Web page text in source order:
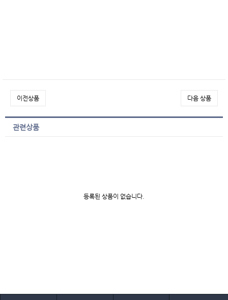
이전상품 다음 상품
관련상품
등록된 상품이 없습니다.